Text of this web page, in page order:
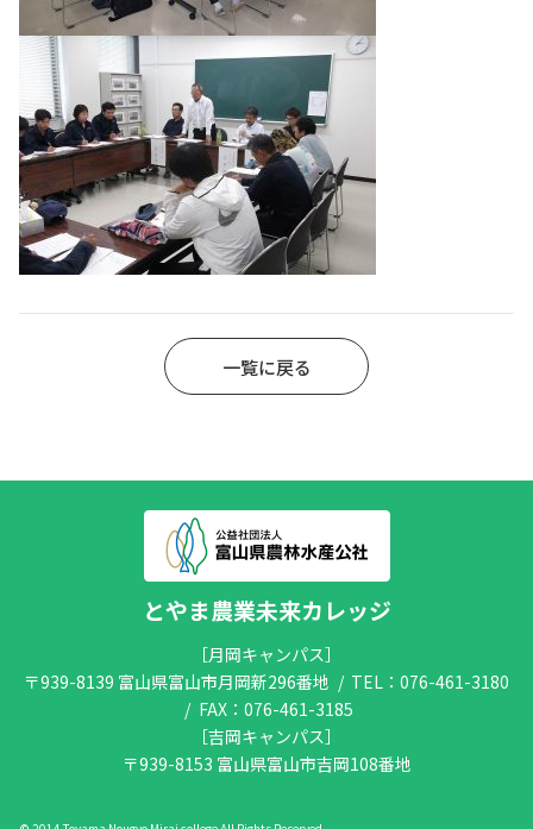
園芸経営実践コース
農業経営塾
公開講座
入校の前に
各種募集案内
サイトポリシー
一覧に戻る
とやま農業未来カレッジ
［月岡キャンパス］
〒939-8139 富山県富山市月岡新296番地
TEL： 076-461-3180
FAX：076-461-3185
［吉岡キャンパス］
〒939-8153 富山県富山市吉岡108番地